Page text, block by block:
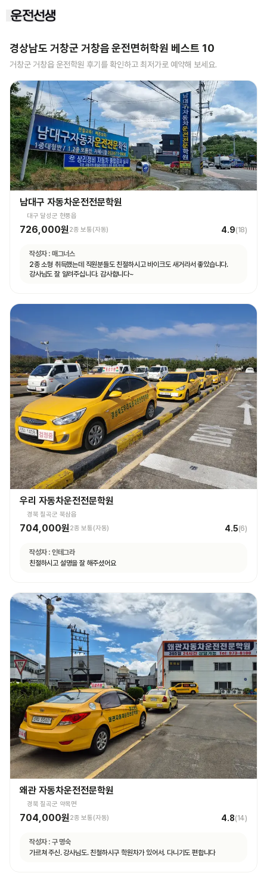
경상남도 거창군 거창읍운전면허학원 베스트 10
거창군 거창읍 운전학원 후기를 확인하고 최저가로 예약해 보세요.
남대구 자동차운전전문학원
대구 달성군 현풍읍
726,000원 2종 보통(자동) 4.9(18)
작성자 : 매그너스
2종 소형 취득했는데 직원분들도 친절하시고 바이크도 새거라서 좋았습니다.
강사님도 잘 알려주십니다. 감사합니다~
우리 자동차운전전문학원
경북 칠곡군 북삼읍
704,000원2종 보통(자동) 4.5(6)
작성자 : 인테그라
친절하시고 설명을 잘 해주셨어요
왜관 자동차운전전문학원
경북 칠곡군 약목면
704,000원 2종 보통(자동) 4.8(14)
작성자 : 구 명숙
가르쳐 주신. 강사님도. 친철하시구 학원차가 있어서. 다니기도 편합니다